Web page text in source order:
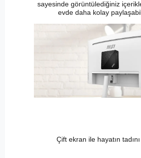
sayesinde görüntülediğiniz
evde daha kolay
Çift ​​ekran ile hayatın tadını